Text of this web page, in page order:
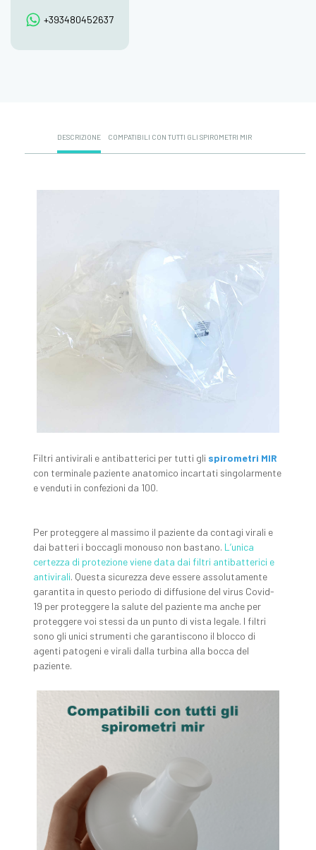
+393480452637
DESCRIZIONE COMPATIBILI CON TUTTI GLI SPIROMETRI MIR
Filtri antivirali e antibatterici per tutti gli spirometri MIR
con terminale paziente anatomico incartati singolarmente
e venduti in confezioni da 100.
​​​​​​​Per proteggere al massimo il paziente da contagi virali e
dai batteri i boccagli monouso non bastano. L’unica
certezza di protezione viene data dai filtri antibatterici e
antivirali. Questa sicurezza deve essere assolutamente
garantita in questo periodo di diffusione del virus Covid-
19 per proteggere la salute del paziente ma anche per
proteggere voi stessi da un punto di vista legale. I filtri
sono gli unici strumenti che garantiscono il blocco di
agenti patogeni e virali dalla turbina alla bocca del
paziente.